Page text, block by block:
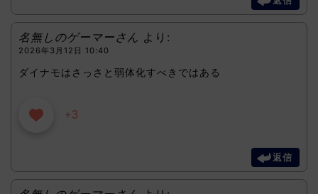
名無しのゲーマーさん より:
2026年3月12日 10:40
ダイナモはさっさと弱体化すべきではある
+3
返信